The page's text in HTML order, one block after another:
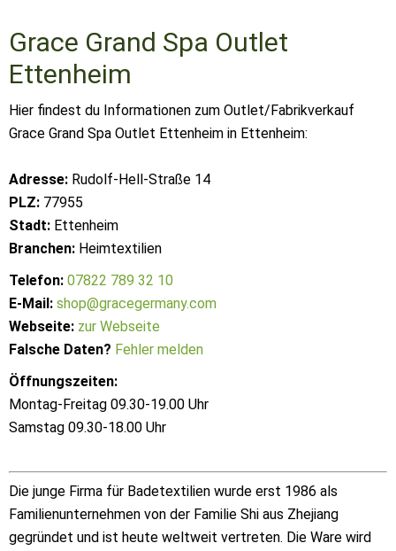
Grace Grand Spa Outlet
Ettenheim
Hier findest du Informationen zum Outlet/Fabrikverkauf
Grace Grand Spa Outlet Ettenheim in Ettenheim:
Adresse: Rudolf-Hell-Straße 14
PLZ: 77955
Stadt: Ettenheim
Branchen: Heimtextilien
Telefon: 07822 789 32 10
E-Mail: shop@gracegermany.com
Webseite: zur Webseite
Falsche Daten? Fehler melden
Öffnungszeiten:
Montag-Freitag 09.30-19.00 Uhr
Samstag 09.30-18.00 Uhr
Die junge Firma für Badetextilien wurde erst 1986 als
Familienunternehmen von der Familie Shi aus Zhejiang
gegründet und ist heute weltweit vertreten. Die Ware wird